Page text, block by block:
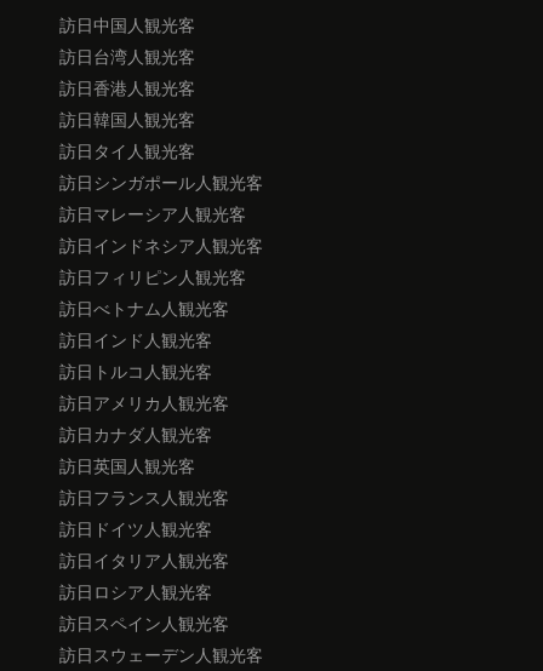
訪日中国人観光客
訪日台湾人観光客
訪日香港人観光客
訪日韓国人観光客
訪日タイ人観光客
訪日シンガポール人観光客
訪日マレーシア人観光客
訪日インドネシア人観光客
訪日フィリピン人観光客
訪日べトナム人観光客
訪日インド人観光客
訪日トルコ人観光客
訪日アメリカ人観光客
訪日カナダ人観光客
訪日英国人観光客
訪日フランス人観光客
訪日ドイツ人観光客
訪日イタリア人観光客
訪日ロシア人観光客
訪日スペイン人観光客
訪日スウェーデン人観光客